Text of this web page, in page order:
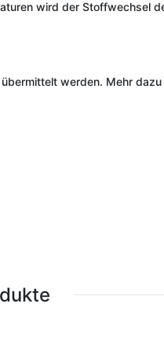
wird der Stoffwechsel
werden. Mehr dazu